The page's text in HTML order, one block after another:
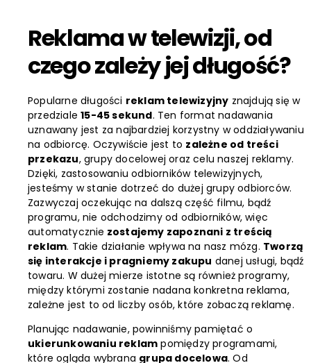
Reklama w telewizji, od
czego zależy jej długość?
Popularne długości reklam telewizyjny znajdują się w
przedziale15-45 sekund. Ten format nadawania
uznawany jest za najbardziej korzystny w oddziaływaniu
na odbiorcę. Oczywiście jest to zależne od treści
przekazu, grupy docelowej oraz celu naszej reklamy.
Dzięki, zastosowaniu odbiorników telewizyjnych,
jesteśmy w stanie dotrzeć do dużej grupy odbiorców.
Zazwyczaj oczekując na dalszą część filmu, bądź
programu, nie odchodzimy od odbiorników, więc
automatycznie zostajemy zapoznani z treścią
reklam. Takie działanie wpływa na nasz mózg. Tworzą
się interakcje i pragniemy zakupu danej usługi, bądź
towaru. W dużej mierze istotne są również programy,
między którymi zostanie nadana konkretna reklama,
zależne jest to od liczby osób, które zobaczą reklamę.
Planując nadawanie, powinniśmy pamiętać o
ukierunkowaniu reklam pomiędzy programami,
które ogląda wybrana grupa docelowa. Od